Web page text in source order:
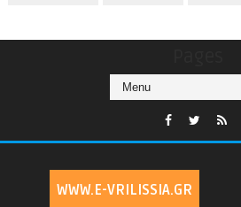
WWW.E-VRILISSIA.GR